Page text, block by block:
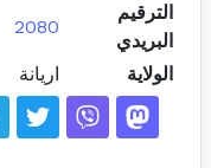
الترقيم
البريدي
2080
الولاية اريانة